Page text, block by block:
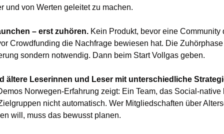
und von Werten geleitet zu machen.
– erst zuhören. Kein Produkt, bevor eine Community
Crowdfunding die Nachfrage bewiesen hat. Die
sondern notwendig. Dann beim Start Vollgas geben.
ältere Leserinnen und Leser mit unterschiedliche
Norwegen-Erfahrung zeigt: Ein Team, das Social-native
nicht automatisch. Wer Mitgliedschaften über
will, muss das bewusst planen.